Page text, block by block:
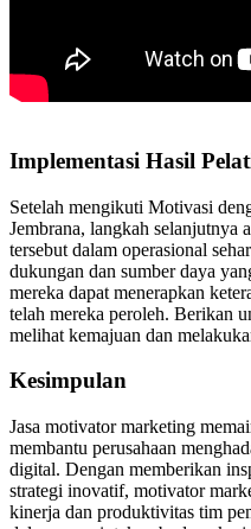
Implementasi Hasil
Setelah mengikuti Motivasi
Jembrana, langkah selanjutnya
tersebut dalam operasional
dukungan dan sumber daya
mereka dapat menerapkan
telah mereka peroleh. Berikan
melihat kemajuan dan
Kesimpulan
Jasa motivator marketing
membantu perusahaan
digital. Dengan memberikan
strategi inovatif, motivator
kinerja dan produktivitas tim